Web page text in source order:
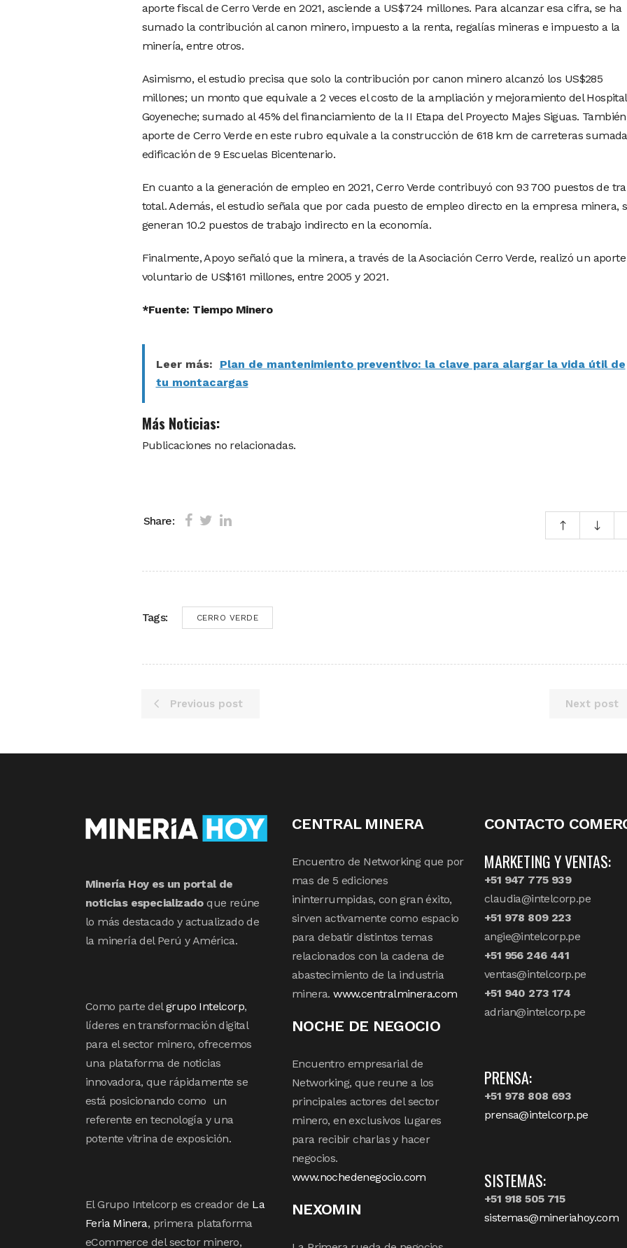
aporte fiscal de Cerro Verde en 2021, asciende a US$724 millones. Para alcanzar esa cifra, se ha
sumado la contribución al canon minero, impuesto a la renta, regalías mineras e impuesto a la
minería, entre otros.
Asimismo, el estudio precisa que solo la contribución por canon minero alcanzó los US$285
millones; un monto que equivale a 2 veces el costo de la ampliación y mejoramiento del
Goyeneche; sumado al 45% del financiamiento de la II Etapa del Proyecto Majes Siguas.
aporte de Cerro Verde en este rubro equivale a la construcción de 618 km de carreteras
edificación de 9 Escuelas Bicentenario.
En cuanto a la generación de empleo en 2021, Cerro Verde contribuyó con 93 700 puestos de
total. Además, el estudio señala que por cada puesto de empleo directo en la empresa minera,
generan 10.2 puestos de trabajo indirecto en la economía.
Finalmente, Apoyo señaló que la minera, a través de la Asociación Cerro Verde, realizó un aporte
voluntario de US$161 millones, entre 2005 y 2021.
*Fuente: Tiempo Minero
Leer más:
Plan de mantenimiento preventivo: la clave para alargar la vida útil de
tu montacargas
Más Noticias:
Publicaciones no relacionadas.
Share:
Tags: CERRO VERDE
Previous post Next post
Minería Hoy es un portal de
noticias especializadoque reúne
lo más destacado y actualizado de
la minería del Perú y América.
Como parte delgrupo Intelcorp,
líderes en transformación digital
para el sector minero, ofrecemos
una plataforma de noticias
innovadora, que rápidamente se
está posicionando como un
referente en tecnología y una
potente vitrina de exposición.
El Grupo Intelcorp es creador de La
Feria Minera, primera plataforma
eCommerce del sector minero,
CENTRAL MINERA
Encuentro de Networking que por
mas de 5 ediciones
ininterrumpidas, con gran éxito,
sirven activamente como espacio
para debatir distintos temas
relacionados con la cadena de
abastecimiento de la industria
minera.www.centralminera.com
NOCHE DE NEGOCIO
Encuentro empresarial de
Networking, que reune a los
principales actores del sector
minero, en exclusivos lugares
para recibir charlas y hacer
negocios.
www.nochedenegocio.com
NEXOMIN
CONTACTO
MARKETING Y VENTAS:
+51 947 775 939
claudia@intelcorp.pe
+51 978 809 223
angie@intelcorp.pe
+51 956 246 441
ventas@intelcorp.pe
+51 940 273 174
adrian@intelcorp.pe
PRENSA:
+51 978 808 693
prensa@intelcorp.pe
SISTEMAS:
+51 918 505 715
sistemas@mineriahoy.com